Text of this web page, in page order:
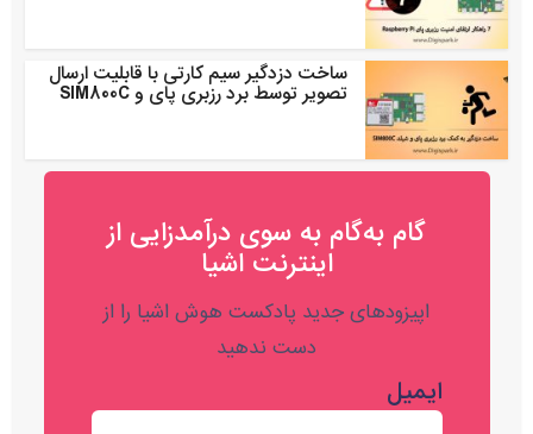
ساخت دزدگیر سیم کارتی با قابلیت ارسال
تصویر توسط برد رزبری پای و SIM800C
گام به‌گام به‌ سوی درآمدزایی از
اینترنت اشیا
اپیزودهای جدید پادکست هوش اشیا را از
دست ندهید
ایمیل